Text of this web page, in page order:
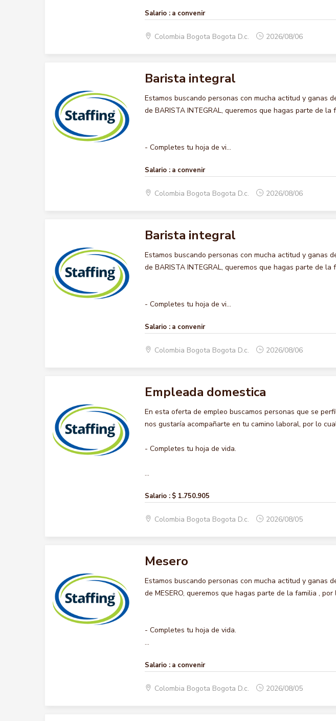
Salario : a convenir
Colombia Bogota Bogota D.c. 2026/08/06
Barista integral
Estamos buscando personas con mucha actitud y ganas
de BARISTA INTEGRAL, queremos que hagas parte de
- Completes tu hoja de vi...
Salario : a convenir
Colombia Bogota Bogota D.c. 2026/08/06
Barista integral
Estamos buscando personas con mucha actitud y ganas
de BARISTA INTEGRAL, queremos que hagas parte de
- Completes tu hoja de vi...
Salario : a convenir
Colombia Bogota Bogota D.c. 2026/08/06
Empleada domestica
En esta oferta de empleo buscamos personas que se
nos gustaría acompañarte en tu camino laboral, por lo
- Completes tu hoja de vida.
...
Salario : $ 1.750.905
Colombia Bogota Bogota D.c. 2026/08/05
Mesero
Estamos buscando personas con mucha actitud y ganas
de MESERO, queremos que hagas parte de la familia ,
- Completes tu hoja de vida.
...
Salario : a convenir
Colombia Bogota Bogota D.c. 2026/08/05